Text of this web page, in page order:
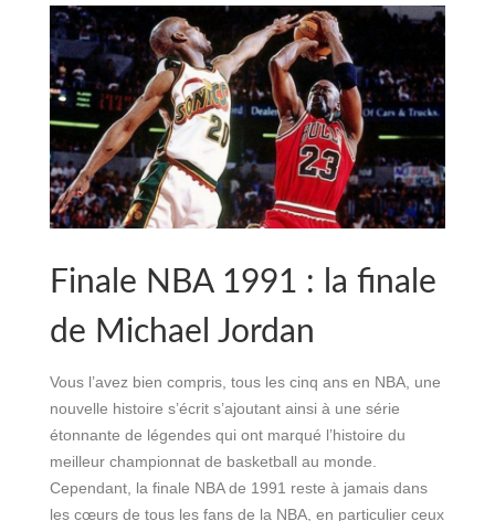
Finale NBA 1991 : la finale
de Michael Jordan
Vous l’avez bien compris, tous les cinq ans en NBA, une
nouvelle histoire s’écrit s’ajoutant ainsi à une série
étonnante de légendes qui ont marqué l’histoire du
meilleur championnat de basketball au monde.
Cependant, la finale NBA de 1991 reste à jamais dans
les cœurs de tous les fans de la NBA, en particulier ceux